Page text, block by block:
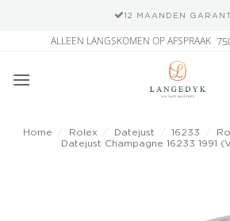
12 MAANDEN
inhoud
ALLEEN LANGSKOMEN OP AFSPRAAK
Home Rolex Datejust 16233
Datejust Champagne 16233 1991